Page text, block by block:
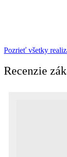
Pozrieť všetky
Recenzie